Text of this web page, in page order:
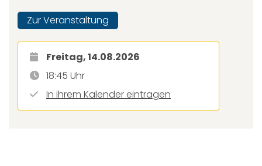
Zur Veranstaltung
Freitag, 14.08.2026
18:45 Uhr
In ihrem Kalender eintragen